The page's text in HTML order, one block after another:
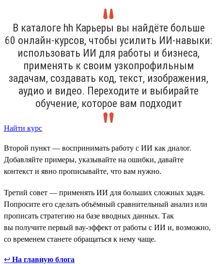
В каталоге hh Карьеры вы найдёте больше
60 онлайн-курсов, чтобы усилить ИИ-навыки:
использовать ИИ для работы и бизнеса,
применять к своим узкопрофильным
задачам, создавать код, текст, изображения,
аудио и видео. Переходите и выбирайте
обучение, которое вам подходит
Найти курс
Второй пункт — воспринимать работу с ИИ как диалог.
Добавляйте примеры, указывайте на ошибки, давайте
контекст и явно прописывайте, что вам нужно.
Третий совет — применять ИИ для больших сложных задач.
Попросите его сделать объёмный сравнительный анализ или
прописать стратегию на базе вводных данных. Так
вы получите первый вау-эффект от работы с ИИ и, возможно,
со временем станете обращаться к нему чаще.
↩ На главную блога